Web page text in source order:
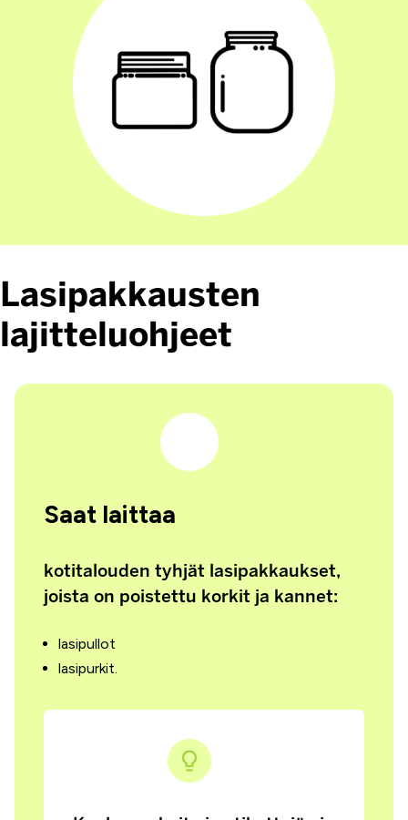
Lasipakkausten
lajitteluohjeet
Saat laittaa
kotitalouden tyhjät lasipakkaukset,
joista on poistettu korkit ja kannet:
lasipullot
lasipurkit.